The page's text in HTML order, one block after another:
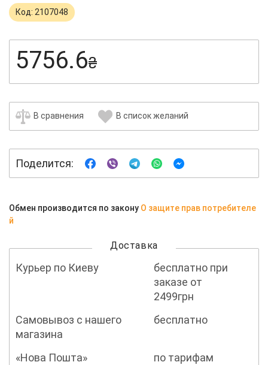
Код: 2107048
5756.6₴
В сравнения В список желаний
Поделится:
Обмен производится по закону О защите прав потребителе
й
Доставка
Курьер по Киеву
бесплатно при
заказе от
2499грн
Самовывоз с нашего
магазина
бесплатно
«Нова Пошта»
по тарифам